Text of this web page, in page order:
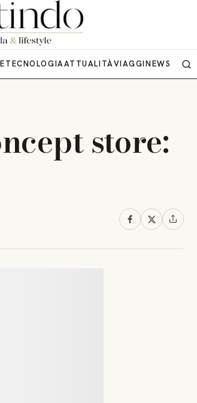
TECNOLOGIAATTUALITÀVIAGGINEWS
store: